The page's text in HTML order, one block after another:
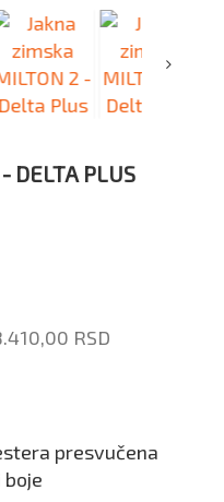
DELTA PLUS
RSD
presvučena